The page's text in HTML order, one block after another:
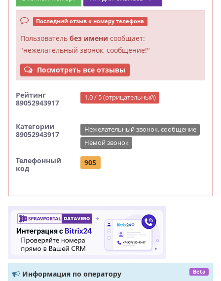
Последний отзыв к номеру телефона
Пользователь без имени сообщает:
"нежелательный звонок, сообщение!"
Посмотреть все отзывы
Рейтинг
89052943917
1.0 / 5 (отрицательный)
Категории
89052943917
Нежелательный звонок, сообщение
Немой звонок
Телефонный
код
905
Информация по оператору Beta